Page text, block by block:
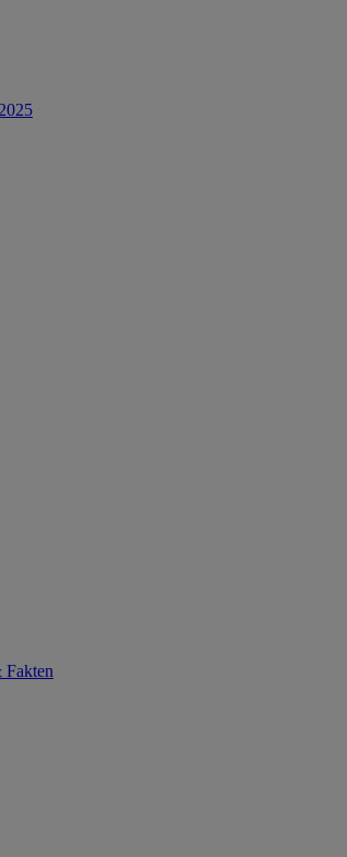
Fakten